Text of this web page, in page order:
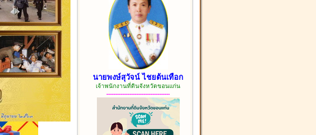
นายพงษ์สุวัจน์ ไชยต้นเทือก
เจ้าพนักงานที่ดินจังหวัดขอนแก่น
------------------------------------